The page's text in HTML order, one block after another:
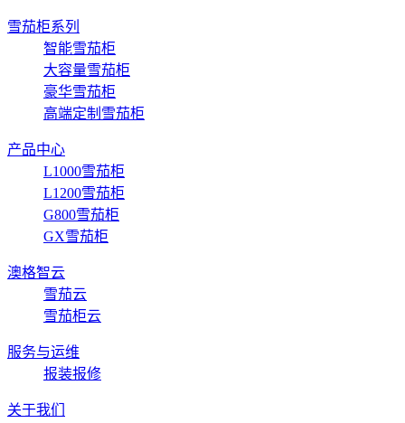
雪茄柜系列
智能雪茄柜
大容量雪茄柜
豪华雪茄柜
高端定制雪茄柜
产品中心
L1000雪茄柜
L1200雪茄柜
G800雪茄柜
GX雪茄柜
澳格智云
雪茄云
雪茄柜云
服务与运维
报装报修
关于我们